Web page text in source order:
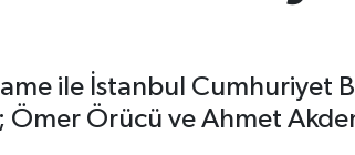
ile İstanbul Cumhuriyet
Ömer Örücü ve Ahmet